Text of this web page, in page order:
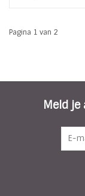
Pagina 1 van 2
Meld